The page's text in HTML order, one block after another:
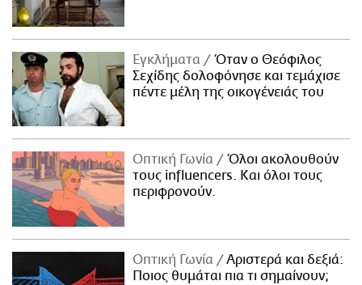
Εγκλήματα
Όταν ο Θεόφιλος
Σεχίδης δολοφόνησε και τεμάχισε
πέντε μέλη της οικογένειάς του
Οπτική Γωνία
Όλοι ακολουθούν
τους influencers. Και όλοι τους
περιφρονούν.
Οπτική Γωνία
Αριστερά και δεξιά:
Ποιος θυμάται πια τι σημαίνουν;